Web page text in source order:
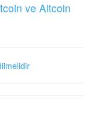
ve Altcoin